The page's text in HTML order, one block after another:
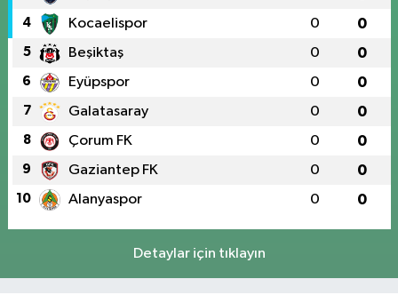
4 Kocaelispor 0 0
5 Beşiktaş 0 0
6 Eyüpspor 0 0
7 Galatasaray 0 0
8 Çorum FK 0 0
9 Gaziantep FK 0 0
10 Alanyaspor 0 0
Detaylar için tıklayın